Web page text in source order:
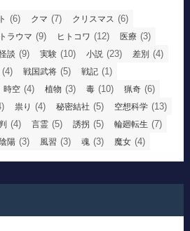
(6) クマ (7) クリスマス (6)
トラウマ (9) ヒトコワ (12) 医療 (3)
談 (9) 実験 (10) 小説 (23) 差別 (4)
(4) 戦国武将 (5) 戦記 (1)
時空 (4) 植物 (3) 毒 (10) 猟奇 (6)
祟り (4) 秘密結社 (5) 空想科学 (13)
(4) 言霊 (5) 誘拐 (5) 輪廻転生 (7)
陰陽 (3) 風習 (3) 魂 (3) 魔女 (4)